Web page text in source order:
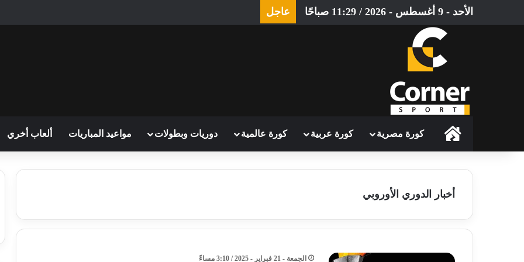
الأحد - 9 أغسطس - 2026 / 11:29 صباحًا عاجل
الرئيسيةكورة مصرية كورة عربية كورة عالمية دوريات وبطولات مواعيد المباريات ألعاب أخري
أخبار الدوري الأوروبي
الجمعة - 21 فبراير - 2025 / 3:10 مساءً